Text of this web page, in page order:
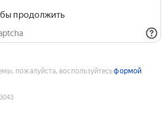
продолжить
пожалуйста, воспользуйтесьформой